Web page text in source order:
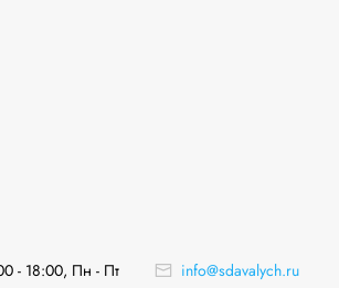
- 18:00, Пн - Пт info@sdavalych.ru